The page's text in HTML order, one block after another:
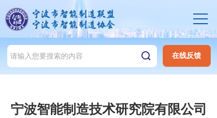
在线反馈
宁波智能制造技术研究院有限公司